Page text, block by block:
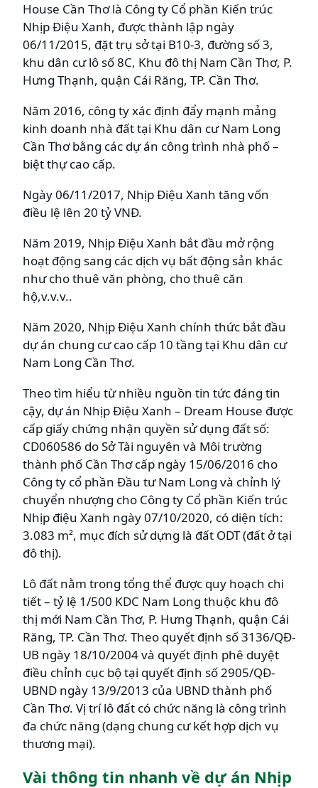
House Cần Thơ là Công ty Cổ phần Kiến trúc
Nhịp Điệu Xanh, được thành lập ngày
06/11/2015, đặt trụ sở tại B10-3, đường số 3,
khu dân cư lô số 8C, Khu đô thị Nam Cần Thơ, P.
Hưng Thạnh, quận Cái Răng, TP. Cần Thơ.
Năm 2016, công ty xác định đẩy mạnh mảng
kinh doanh nhà đất tại Khu dân cư Nam Long
Cần Thơ bằng các dự án công trình nhà phố –
biệt thự cao cấp.
Ngày 06/11/2017, Nhịp Điệu Xanh tăng vốn
điều lệ lên 20 tỷ VNĐ.
Năm 2019, Nhịp Điệu Xanh bắt đầu mở rộng
hoạt động sang các dịch vụ bất động sản khác
như cho thuê văn phòng, cho thuê căn
hộ,v.v.v..
Năm 2020, Nhịp Điệu Xanh chính thức bắt đầu
dự án chung cư cao cấp 10 tầng tại Khu dân cư
Nam Long Cần Thơ.
Theo tìm hiểu từ nhiều nguồn tin tức đáng tin
cậy, dự án Nhịp Điệu Xanh – Dream House được
cấp giấy chứng nhận quyền sử dụng đất số:
CD060586 do Sở Tài nguyên và Môi trường
thành phố Cần Thơ cấp ngày 15/06/2016 cho
Công ty cổ phần Đầu tư Nam Long và chỉnh lý
chuyển nhượng cho Công ty Cổ phần Kiến trúc
Nhịp điệu Xanh ngày 07/10/2020, có diện tích:
3.083 m², mục đích sử dựng là đất ODT (đất ở tại
đô thị).
Lô đất nằm trong tổng thể được quy hoạch chi
tiết – tỷ lệ 1/500 KDC Nam Long thuộc khu đô
thị mới Nam Cần Thơ, P. Hưng Thạnh, quận Cái
Răng, TP. Cần Thơ. Theo quyết định số 3136/QĐ-
UB ngày 18/10/2004 và quyết định phê duyệt
điều chỉnh cục bộ tại quyết định số 2905/QĐ-
UBND ngày 13/9/2013 của UBND thành phố
Cần Thơ. Vị trí lô đất có chức năng là công trình
đa chức năng (dạng chung cư kết hợp dịch vụ
thương mại).
Vài thông tin nhanh về dự án Nhịp